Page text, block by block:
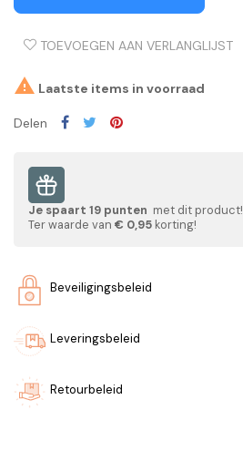
TOEVOEGEN AAN VERLANGLIJST
 Laatste items in voorraad
Delen
Je spaart 19 punten met dit product!
Ter waarde van € 0,95 korting!
Beveiligingsbeleid
Leveringsbeleid
Retourbeleid